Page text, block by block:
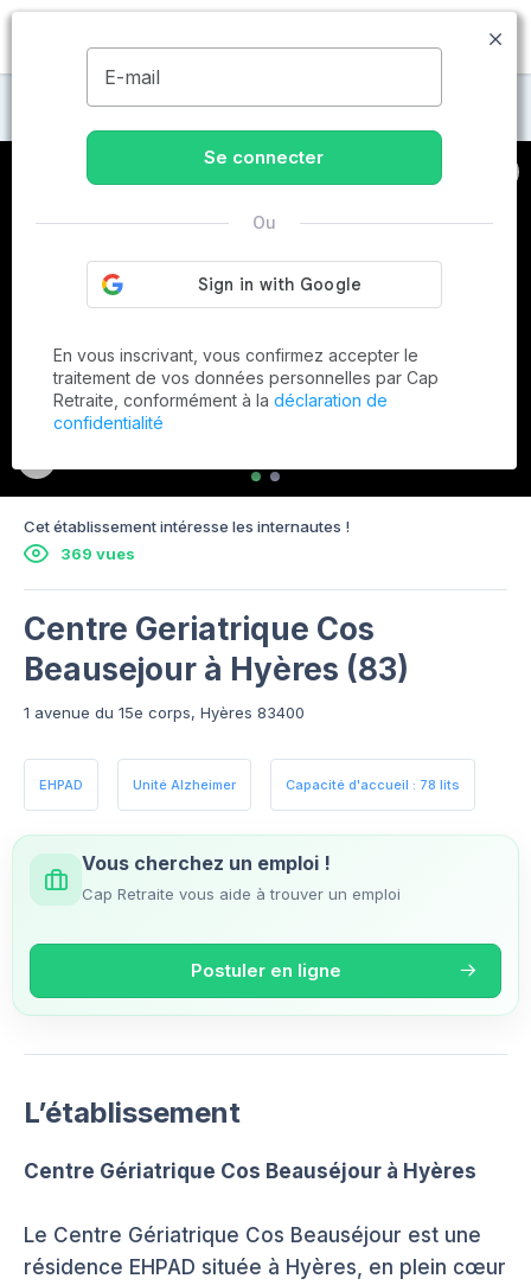
MENU
Maisons de retraite à Hyères
Cet établissement intéresse les internautes !
369 vues
Centre Geriatrique Cos
Beausejour à Hyères (83)
1 avenue du 15e corps, Hyères 83400
EHPAD Unité Alzheimer Capacité d'accueil : 78 lits
Vous cherchez un emploi !
Cap Retraite vous aide à trouver un emploi
Postuler en ligne
L’établissement
Centre Gériatrique Cos Beauséjour à Hyères
Le Centre Gériatrique Cos Beauséjour est une
résidence EHPAD située à Hyères, en plein cœur
E-mail
Se connecter
Ou
En vous inscrivant, vous confirmez accepter le
traitement de vos données personnelles par Cap
Retraite, conformément à la déclaration de
confidentialité